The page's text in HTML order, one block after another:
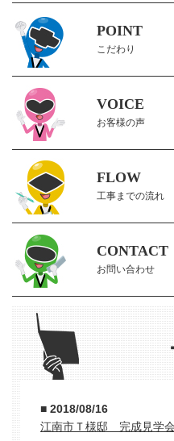
POINT
こだわり
VOICE
お客様の声
FLOW
工事までの流れ
CONTACT
お問い合わせ
■ 2018/08/16
江南市Ｔ様邸 完成見学会